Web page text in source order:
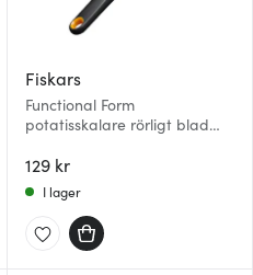
Fiskars
Functional Form
potatisskalare rörligt blad
129 kr
I lager